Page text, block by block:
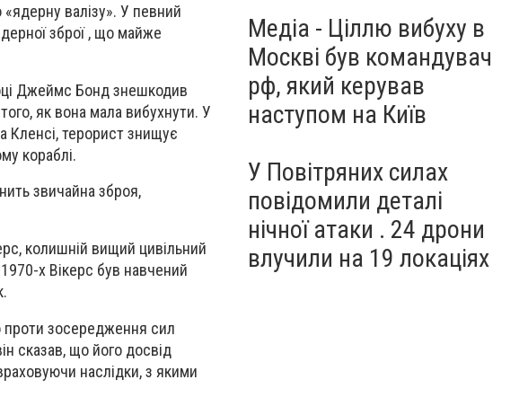
валізу». У певний
зброї , що майже
Джеймс Бонд знешкодив
як вона мала вибухнути. У
Кленсі, терорист знищує
кораблі.
звичайна зброя,
колишній вищий цивільний
х Вікерс був навчений
проти зосередження сил
сказав, що його досвід
наслідки, з якими
Медіа - Ціллю вибуху в
Москві був командувач
рф, який керував
наступом на Київ
У Повітряних силах
повідомили деталі
нічної атаки . 24 дрони
влучили на 19 локаціях